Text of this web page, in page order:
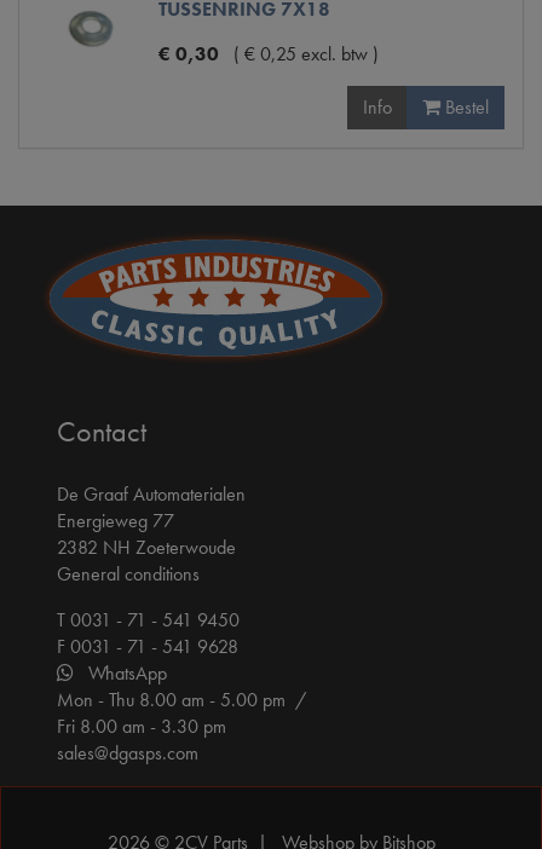
TUSSENRING 7X18
€ 0,30 ( €0,25 excl. btw )
Info Bestel
Contact
De Graaf Automaterialen
Energieweg 77
2382 NH Zoeterwoude
General conditions
T 0031 - 71 - 541 9450
F 0031 - 71 - 541 9628
WhatsApp
Mon - Thu 8.00 am - 5.00 pm /
Fri 8.00 am - 3.30 pm
sales@dgasps.com
2026 © 2CV Parts | Webshop by Bitshop